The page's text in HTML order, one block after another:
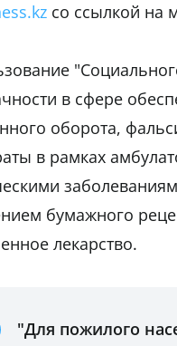
со ссылкой на
в сфере
оборота,
в рамках
бумажного
лекарство.
"Для пожилого